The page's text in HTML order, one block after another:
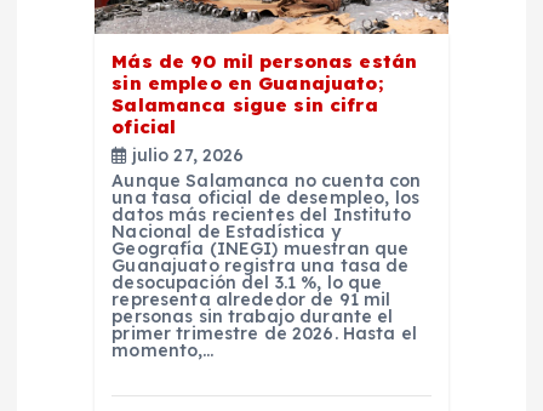
Más de 90 mil personas están
sin empleo en Guanajuato;
Salamanca sigue sin cifra
oficial
julio 27, 2026
Aunque Salamanca no cuenta con
una tasa oficial de desempleo, los
datos más recientes del Instituto
Nacional de Estadística y
Geografía (INEGI) muestran que
Guanajuato registra una tasa de
desocupación del 3.1 %, lo que
representa alrededor de 91 mil
personas sin trabajo durante el
primer trimestre de 2026. Hasta el
momento,…